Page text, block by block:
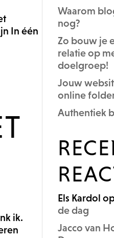
In één
ik.
Waarom
nog?
Zo bouw je
relatie op
doelgroep!
Jouw
online
Authentiek
Els Kardol
de dag
Jacco van